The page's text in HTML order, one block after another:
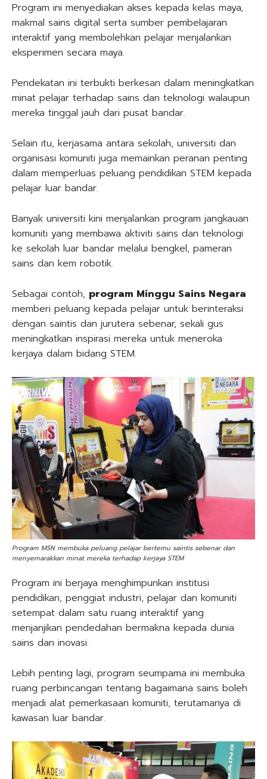
Program ini menyediakan akses kepada kelas maya,
makmal sains digital serta sumber pembelajaran
interaktif yang membolehkan pelajar menjalankan
eksperimen secara maya.
Pendekatan ini terbukti berkesan dalam meningkatkan
minat pelajar terhadap sains dan teknologi walaupun
mereka tinggal jauh dari pusat bandar.
Selain itu, kerjasama antara sekolah, universiti dan
organisasi komuniti juga memainkan peranan penting
dalam memperluas peluang pendidikan STEM kepada
pelajar luar bandar.
Banyak universiti kini menjalankan program jangkauan
komuniti yang membawa aktiviti sains dan teknologi
ke sekolah luar bandar melalui bengkel, pameran
sains dan kem robotik.
Sebagai contoh, program Minggu Sains Negara
memberi peluang kepada pelajar untuk berinteraksi
dengan saintis dan jurutera sebenar, sekali gus
meningkatkan inspirasi mereka untuk meneroka
kerjaya dalam bidang STEM.
Program MSN membuka peluang pelajar bertemu saintis sebenar dan
menyemarakkan minat mereka terhadap kerjaya STEM
Program ini berjaya menghimpunkan institusi
pendidikan, penggiat industri, pelajar dan komuniti
setempat dalam satu ruang interaktif yang
menjanjikan pendedahan bermakna kepada dunia
sains dan inovasi.
Lebih penting lagi, program seumpama ini membuka
ruang perbincangan tentang bagaimana sains boleh
menjadi alat pemerkasaan komuniti, terutamanya di
kawasan luar bandar.